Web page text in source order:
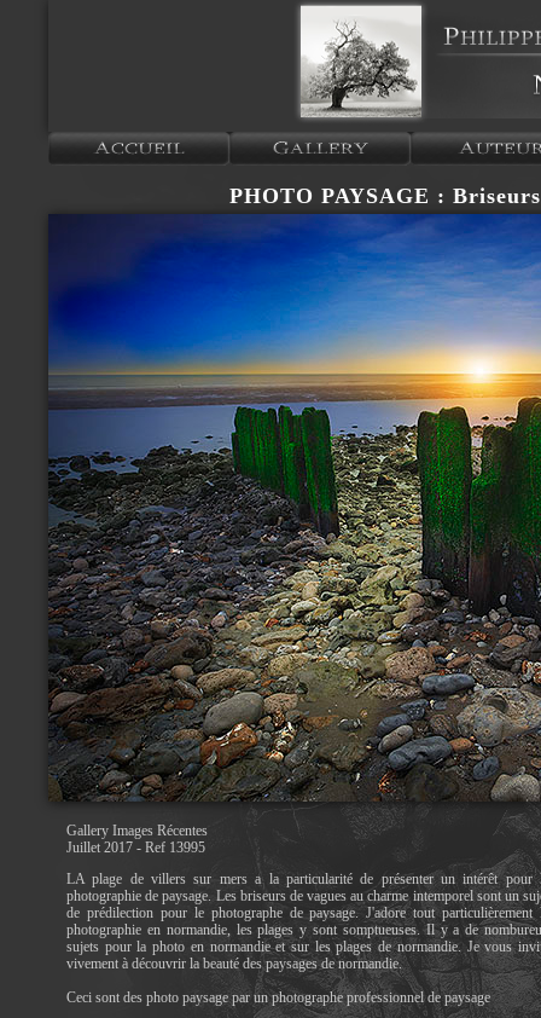
PHOTO PAYSAGE :
Gallery Images Récentes
Juillet 2017 - Ref 13995
LA plage de villers sur mers a la particularité de présenter un intérêt pour
photographie de paysage. Les briseurs de vagues au charme intemporel sont un
de prédilection pour le photographe de paysage. J'adore tout particulièrement
photographie en normandie, les plages y sont somptueuses. Il y a de
sujets pour la photo en normandie et sur les plages de normandie. Je vous
vivement à découvrir la beauté des paysages de normandie.
Ceci sont des photo paysage par un photographe professionnel de paysage